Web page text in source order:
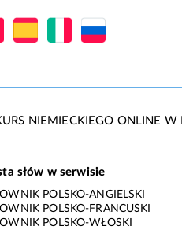
NIEMIECKIEGO ONLINE W
słów w serwisie
POLSKO-ANGIELSKI
POLSKO-FRANCUSKI
POLSKO-WŁOSKI